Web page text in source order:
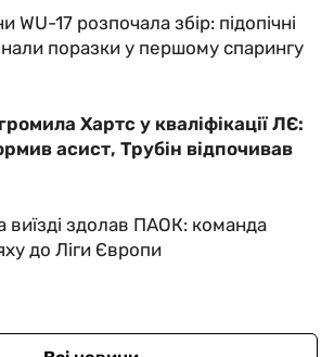
WU-17 розпочала збір: підопічні
поразки у першому спарингу
Хартс у кваліфікації ЛЄ:
асист, Трубін відпочивав
виїзді здолав ПАОК: команда
до Ліги Європи